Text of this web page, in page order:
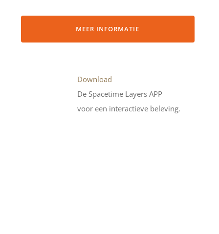
MEER INFORMATIE
Download
De Spacetime Layers APP
voor een interactieve beleving.